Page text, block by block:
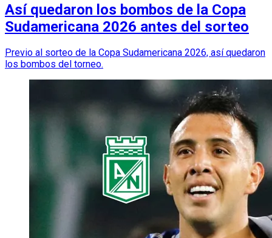
Así quedaron los bombos de la Copa
Sudamericana 2026 antes del sorteo
Previo al sorteo de la Copa Sudamericana 2026, así quedaron
los bombos del torneo.